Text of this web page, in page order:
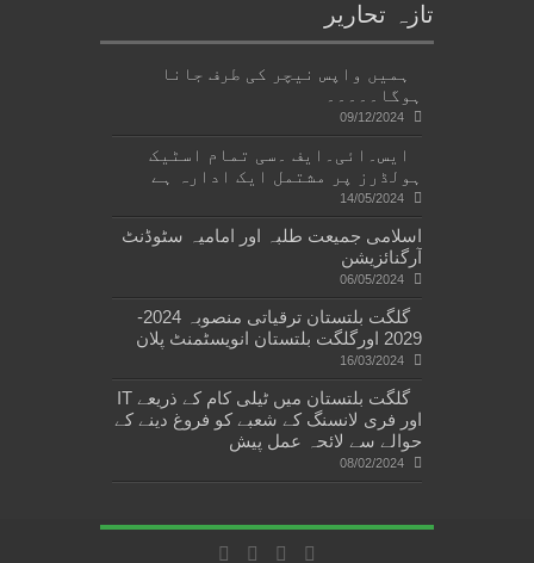
تازہ تحاریر
ہمیں واپس نیچر کی طرف جانا
ہوگا۔۔۔۔۔
09/12/2024
ایس۔ائی۔ایف ۔سی تمام اسٹیک
ہولڈرز پر مشتمل ایک ادارہ ہے
14/05/2024
اسلامی جمیعت طلبہ اور امامیہ سٹوڈنٹ
آرگنائزیشن
06/05/2024
گلگت بلتستان ترقیاتی منصوبہ 2024-
2029 اورگلگت بلتستان انویسٹمنٹ پلان
16/03/2024
گلگت بلتستان میں ٹیلی کام کے ذریعے IT
اور فری لانسنگ کے شعبے کو فروغ دینے کے
حوالے سے لائحہ عمل پیش
08/02/2024